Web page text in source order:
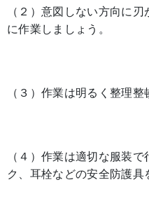
（２）意図しない方向に
に作業しましょう。
（３）作業は明るく整理
（４）作業は適切な服装
ク、耳栓などの安全防護具